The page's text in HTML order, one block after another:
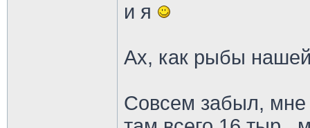
и я
Ах, как рыбы
Совсем забыл,